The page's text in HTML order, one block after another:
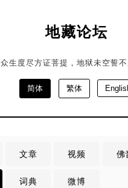
地藏论坛
众生度尽方证菩提，地狱未空誓不
简体 繁体
文章 视频 佛
词典 微博